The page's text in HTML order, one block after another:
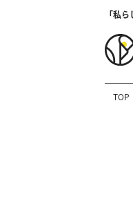
「私
TOP